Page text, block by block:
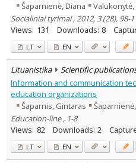
Šaparnienė, Diana
Socialiniai tyrimai , 2012, 3 (28), 98-
Views: 131 Downloads: 8
LT EN
Lituanistika Scientific
Information and communication
education organizations
Šaparnis, Gintaras
Education-line , 1-8
Views: 82 Downloads: 2
LT EN